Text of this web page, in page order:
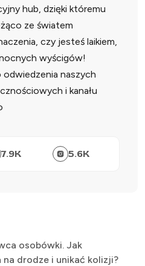
hub, dzięki któremu
ze światem
czy jesteś laikiem,
wyścigów!
naszych
i kanału
7.9K 5.6K
osobówki. Jak
drodze i unikać kolizji?